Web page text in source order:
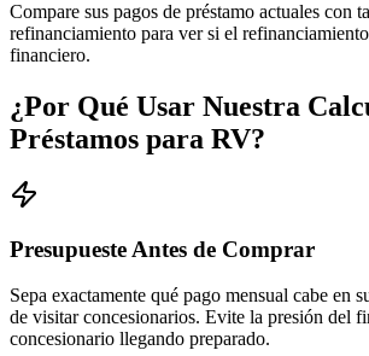
Compare sus pagos de préstamo actuales con
refinanciamiento para ver si el
financiero.
¿Por Qué Usar Nuestra
Préstamos para RV?
Presupueste Antes de Comprar
Sepa exactamente qué pago mensual cabe en
de visitar concesionarios. Evite la presión del
concesionario llegando preparado.